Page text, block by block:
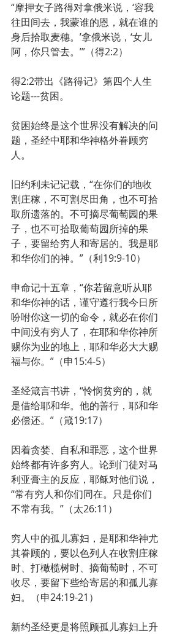
“摩押女子路得对拿俄米说，‘容我
往田间去，我蒙谁的恩，就在谁的
身后拾取麦穗。’拿俄米说，‘女儿
阿，你只管去。’”（得2:2）
得2:2带出《路得记》第四个人生
论题---贫困。
贫困始终是这个世界没有解决的问
题，圣经中耶和华神格外眷顾穷
人。
旧约利未记记载，“在你们的地收
割庄稼，不可割尽田角，也不可拾
取所遗落的。不可摘尽葡萄园的果
子，也不可拾取葡萄园所掉的果
子，要留给穷人和寄居的。我是耶
和华你们的神。”（利19:9-10）
申命记十五章，“你若留意听从耶
和华你神的话，谨守遵行我今日所
吩咐你这一切的命令，就必在你们
中间没有穷人了，在耶和华你神所
赐你为业的地上，耶和华必大大赐
福与你。”（申15:4-5）
圣经箴言书讲，“怜悯贫穷的，就
是借给耶和华。他的善行，耶和华
必偿还。”（箴19:17）
因着贪婪、自私和罪恶，这个世界
始终都有许多穷人。论到门徒对马
利亚膏主的反应，耶稣对他们说，
“常有穷人和你们同在。只是你们
不常有我。”（太26:11）
穷人中的孤儿寡妇，是耶和华神尤
其眷顾的，要以色列人在收割庄稼
时、打橄榄树时、摘葡萄时，不可
收尽，要留下些给寄居的和孤儿寡
妇。（申24:19-21）
新约圣经更是将照顾孤儿寡妇上升